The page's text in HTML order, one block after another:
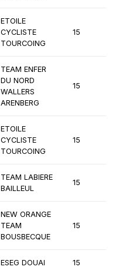
ETOILE
CYCLISTE
TOURCOING
15
TEAM ENFER
DU NORD
WALLERS
ARENBERG
15
ETOILE
CYCLISTE
TOURCOING
15
TEAM LABIERE
BAILLEUL
15
NEW ORANGE
TEAM
BOUSBECQUE
15
ESEG DOUAI 15